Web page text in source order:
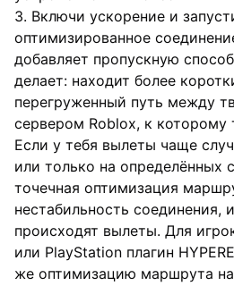
3. Включи ускорение и
оптимизированное
добавляет пропускную
делает: находит более
перегруженный путь между
сервером Roblox, к
Если у тебя вылеты чаще
или только на определённых
точечная оптимизация
нестабильность соединения,
происходят вылеты. Для
или PlayStation плагин
же оптимизацию маршрута